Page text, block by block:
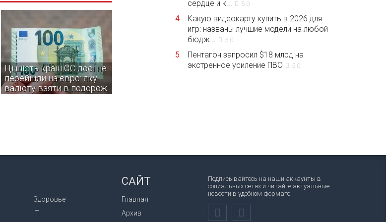
Ці шість країн ЄС досі не
перейшли на євро: яку
валюту взяти в подорож
планують вступати в єврозону.
сердце и к... 5.0
4
Какую видеокарту купить в 2026 для
игр: названы лучшие модели на любой
бюдж...
5.0
5
Пентагон запросил $18 млрд на
экстренное усиление ПВО
5.0
Здоровье
IT
САЙТ
Главная
Архив
Подписывайтесь на наши аккаунты в
социальных сетях и читайте актуальные
новости в удобном формате.